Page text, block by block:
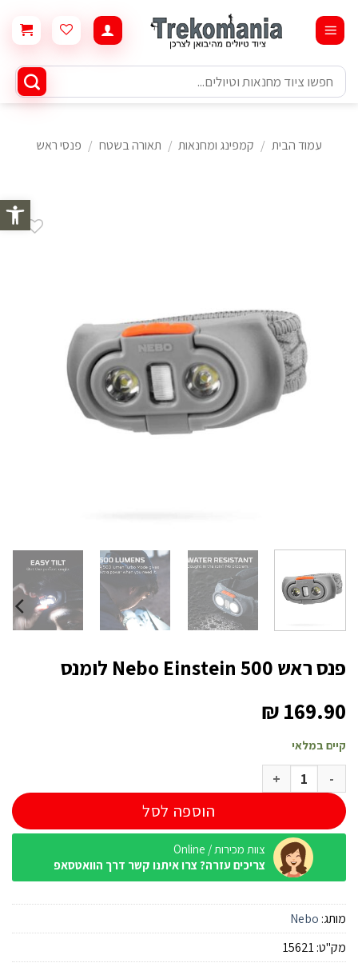
פתח
content
חיפוש
עבור:
עמוד הבית / קמפינג ומחנאות / תאורה בשטח / פנסי ראש
פנס ראש Nebo Einstein 500 לומנס
₪169.90
קיים במלאי
כמות של פנס ראש Nebo Einstein 500 לומנס
הוספה לסל
צוות מכירות / Online
צריכים עזרה? צרו איתנו קשר דרך הוואטסאפ
מותג: Nebo
מק"ט:15621